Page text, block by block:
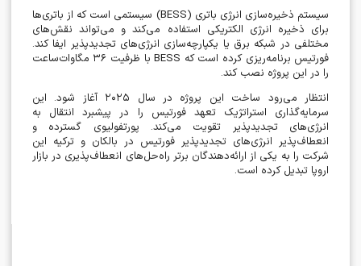
سیستم ذخیره‌سازی انرژی باتری (BESS) سیستمی است که از باتری‌ها
برای ذخیره انرژی الکتریکی استفاده می‌کند و می‌تواند نقش‌های
مختلفی در شبکه برق یا یکپارچه‌سازی انرژی‌های تجدیدپذیر ایفا کند.
فورتیس برنامه‌ریزی کرده است که BESS با ظرفیت ۳۶ مگاوات‌ساعت
را در این پروژه نصب کند.
انتظار می‌رود ساخت این پروژه در سال ۲۰۲۵ آغاز شود. این
سرمایه‌گذاری استراتژیک تعهد فورتیس را در پیشبرد انتقال به
انرژی‌های تجدیدپذیر تقویت می‌کند. پورتفولیوی گسترده و
انعطاف‌پذیر انرژی‌های تجدیدپذیر فورتیس در بالکان و ترکیه این
شرکت را به یکی از ارائه‌دهندگان برتر راه‌حل‌های انعطاف‌پذیری در بازار
اروپا تبدیل کرده است.